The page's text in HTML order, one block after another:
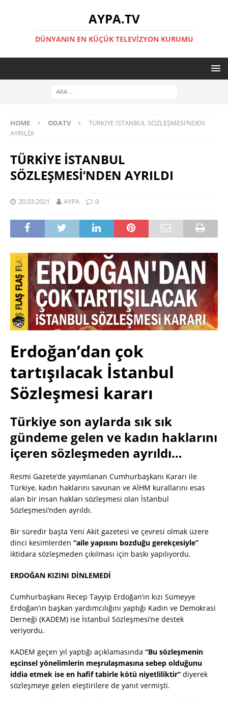
AYPA.TV
DÜNYANIN EN KÜÇÜK TELEVIZYON KURUMU
HOME ODATV
TÜRKİYE İSTANBUL SÖZLEŞMESİ’NDEN
AYRILDI
TÜRKİYE İSTANBUL
SÖZLEŞMESİ’NDEN AYRILDI
20.03.2021 AYPA 0
Erdoğan’dan çok
tartışılacak İstanbul
Sözleşmesi kararı
Türkiye son aylarda sık sık
gündeme gelen ve kadın haklarını
içeren sözleşmeden ayrıldı…
Resmi Gazete’de yayımlanan Cumhurbaşkanı Kararı ile
Türkiye, kadın haklarını savunan ve AİHM kurallarını esas
alan bir insan hakları sözleşmesi olan İstanbul
Sözleşmesi’nden ayrıldı.
Bir süredir başta Yeni Akit gazetesi ve çevresi olmak üzere
dinci kesimlerden “aile yapısını bozduğu gerekçesiyle”
iktidara sözleşmeden çıkılması için baskı yapılıyordu.
ERDOĞAN KIZINI DİNLEMEDİ
Cumhurbaşkanı Recep Tayyip Erdoğan’ın kızı Sümeyye
Erdoğan’ın başkan yardımcılığını yaptığı Kadın ve Demokrasi
Derneği (KADEM) ise İstanbul Sözleşmesi’ne destek
veriyordu.
KADEM geçen yıl yaptığı açıklamasında “Bu sözleşmenin
eşcinsel yönelimlerin meşrulaşmasına sebep olduğunu
iddia etmek ise en hafif tabirle kötü niyetliliktir” diyerek
sözleşmeye gelen eleştirilere de yanıt vermişti.